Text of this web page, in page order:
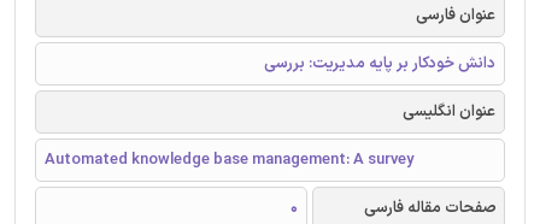
عنوان فارسی
دانش خودکار بر پایه مدیریت: بررسی
عنوان انگلیسی
Automated knowledge base management: A survey
صفحات مقاله فارسی
0